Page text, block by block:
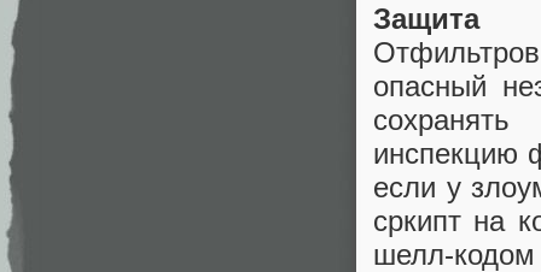
Защита
опасный
инспекцию
если у
сркипт на
шелл-кодом